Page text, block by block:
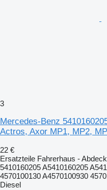
3
Mercedes-Benz
Actros, Axor MP1, MP2,
22 €
Ersatzteile Fahrerhaus -
5410160205 A5410160205
4570100130 A4570100930
Diesel